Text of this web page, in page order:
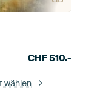
CHF510.-
wählen